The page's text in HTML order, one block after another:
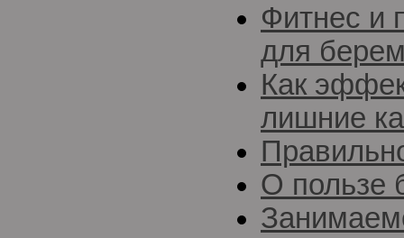
Фитнес и
для
Как
лишние
О пользе